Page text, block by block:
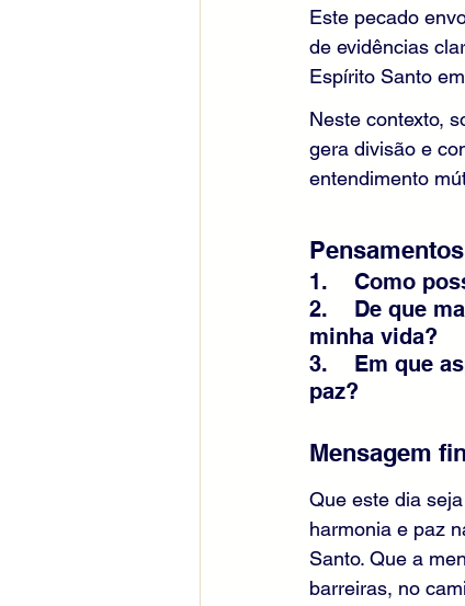
Este pecado
de evidências
Espírito Santo
Neste contexto,
gera divisão e
entendimento
1.    Como
2.    De que
minha vida?
3.    Em que
paz?
Mensagem
Que este dia
harmonia e paz
Santo. Que a
barreiras, no